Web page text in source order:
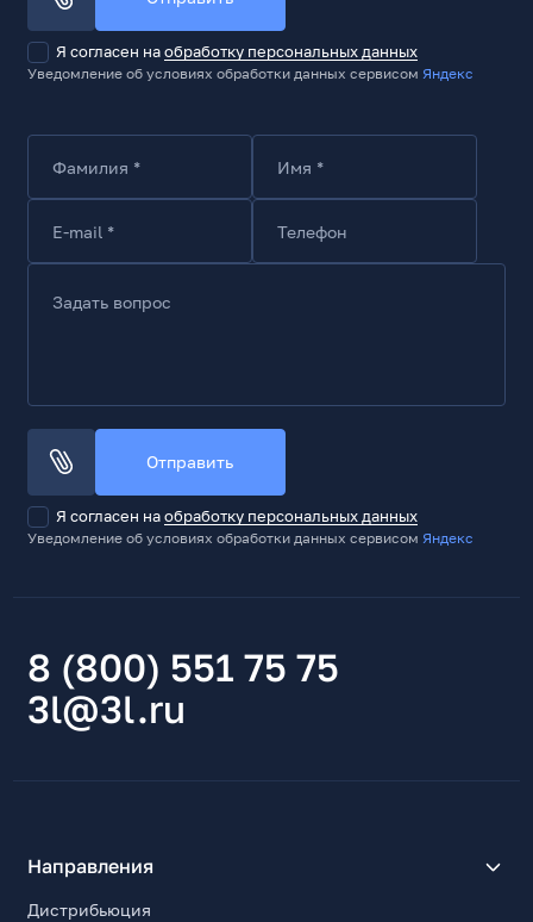
Я согласен наобработку персональных данных
Уведомление об условиях обработки данных сервисомЯндекс
Фамилия * Имя *
E-mail * Телефон
Задать вопрос
Отправить
Я согласен наобработку персональных данных
Уведомление об условиях обработки данных сервисомЯндекс
8 (800) 551 75 75
3l@3l.ru
Направления
Дистрибьюция